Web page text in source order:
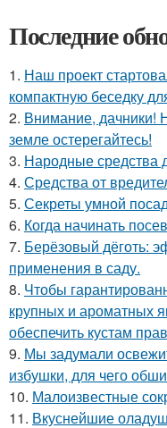
Последние
1. Наш проект
компактную беседку
2. Внимание, дачники!
земле остерегайтесь!
3. Народные средства
4. Средства от
5. Секреты умной
6. Когда начинать
7. Берёзовый дёготь:
применения в саду.
8. Чтобы
крупных и ароматных
обеспечить кустам
9. Мы задумали
избушки, для чего
10. Малоизвестные
11. Вкуснейшие